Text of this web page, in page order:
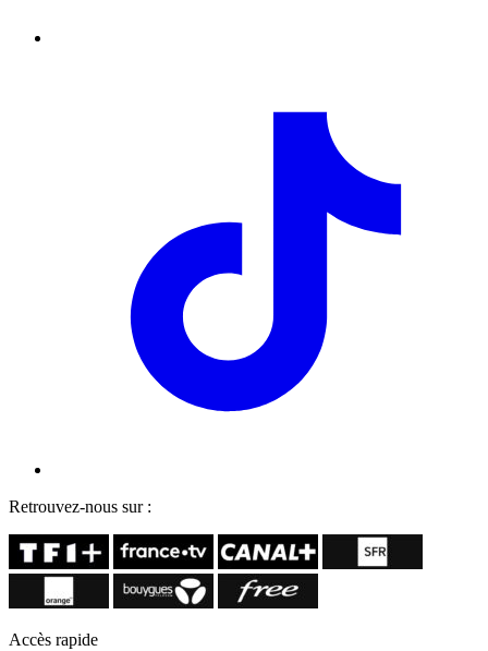
Retrouvez-nous sur :
Accès rapide